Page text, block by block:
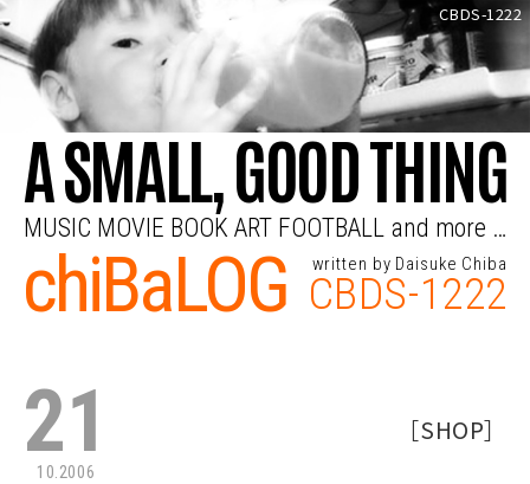
CBDS-1222
A SMALL, GOOD THING
MUSIC MOVIE BOOK ART FOOTBALL and more …
chiBaLOG written by Daisuke Chiba
CBDS-1222
21
10.2006
［SHOP］